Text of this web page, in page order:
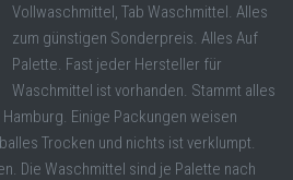
Vollwaschmittel, Tab Waschmittel. Alles
zum günstigen Sonderpreis. Alles Auf
Palette. Fast jeder Hersteller für
Waschmittel ist vorhanden. Stammt alles
Einige Packungen weisen
Trocken und nichts ist verklumpt.
Die Waschmittel sind je Palette nach